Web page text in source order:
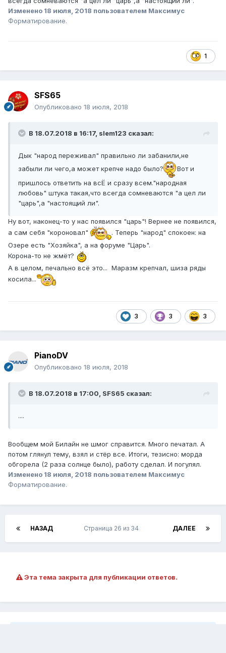
Изменено 18 июля, 2018 пользователем Максимус
Форматирование.
1
SFS65
Опубликовано 18 июля, 2018
В 18.07.2018 в 16:17, slem123 сказал:
Дык "народ переживал" правильно ли забанили,не
забыли ли чего,а может крепче надо было?
Вот и
пришлось ответить на всЁ и сразу всем."народная
любовь" штука такая,что всегда сомневаются "а цел ли
"царь",а "настоящий ли".
Ну вот, наконец-то у нас появился "царь"! Вернее не появился,
а сам себя "короновал"
. Теперь "народ" спокоен: на
Озере есть "Хозяйка", а на форуме "Царь".
Корона-то не жмёт?
А в целом, печально всё это... Маразм крепчал, шиза ряды
косила...
3 3 3
PianoDV
Опубликовано 18 июля, 2018
В 18.07.2018 в 17:00, SFS65 сказал:
....
Вообщем мой Билайн не шмог справится. Много печатал. А
потом глянул тему, взял и стёр все. Итоги, тезисно: морда
обгорела (2 раза солнце было), работу сделал. И погулял.
Изменено 18 июля, 2018 пользователем Максимус
Форматирование.
НАЗАД ДАЛЕЕ
Страница 26 из 34
Эта тема закрыта для публикации ответов.